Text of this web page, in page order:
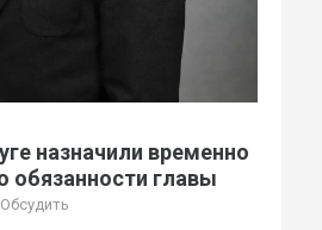
назначили временно
обязанности главы
Обсудить